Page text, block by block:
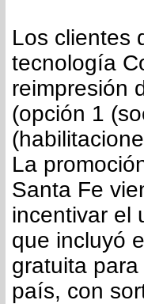
Los clientes
tecnología
reimpresión
(opción 1
La
Santa Fe
incentivar el
que incluyó
gratuita
país, con